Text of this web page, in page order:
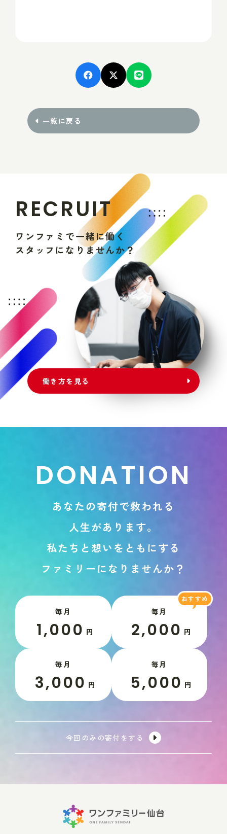
一覧に戻る
RECRUIT
ワ ン フ ァ ミ で一緒に働く
ス タ ッ フ にな りま せんか？
働き方を見る
DONATION
あ な たの寄付で救われ る
人生があ り ま す。
私た ち と 想い を と も にする
フ ァ ミ リ ーに な り ま せんか ？
毎月
1,000 円
毎月
2,000 円
毎月
3,000 円
毎月
5,000 円
今回のみの寄付をする